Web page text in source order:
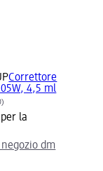
Correttore
4,5 ml
la
dm